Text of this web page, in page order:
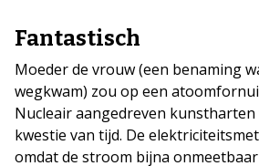
Fantastisch
Moeder de vrouw (een benaming
wegkwam) zou op een
Nucleair aangedreven kunstharten
kwestie van tijd. De
omdat de stroom bijna